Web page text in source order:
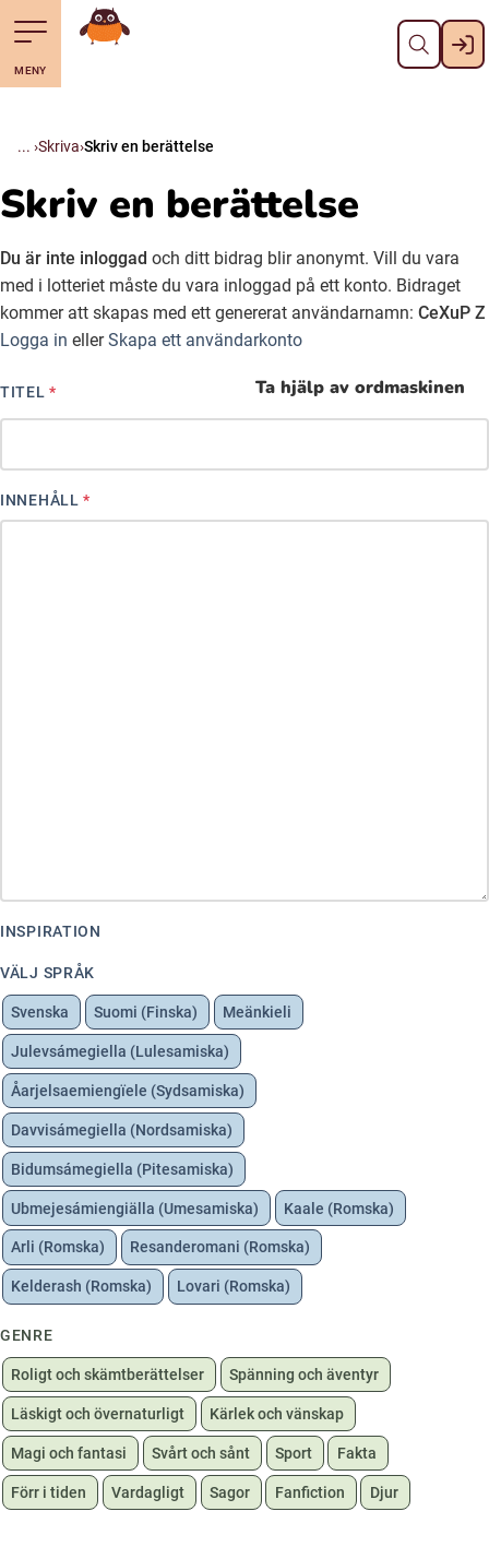
Till navigering av sidans innehåll
Hoppa till sidans huvudinnehåll Stäng
Suomi (Finska)
Meänkieli
Julevsámegiella (Lulesamiska)
Åarjelsaemiengïele (Sydsamiska)
MENY
Gå till startsidan
Skriva Skriv en berättelse
Skriv en berättelse
Du är inte inloggad och ditt bidrag blir anonymt. Vill du vara
med i lotteriet måste du vara inloggad på ett konto. Bidraget
kommer att skapas med ett genererat användarnamn: CeXuP Z
Logga in ellerSkapa ett användarkonto
Ta hjälp av ordmaskinen
TITEL*
INNEHÅLL*
INSPIRATION
VÄLJ SPRÅK
Svenska Suomi (Finska) Meänkieli
Julevsámegiella (Lulesamiska)
Åarjelsaemiengïele (Sydsamiska)
Davvisámegiella (Nordsamiska)
Bidumsámegiella (Pitesamiska)
Ubmejesámiengiälla (Umesamiska) Kaale (Romska)
Arli (Romska) Resanderomani (Romska)
Kelderash (Romska) Lovari (Romska)
GENRE
Roligt och skämtberättelser Spänning och äventyr
Läskigt och övernaturligt Kärlek och vänskap
Magi och fantasi Svårt och sånt Sport Fakta
Förr i tiden Vardagligt Sagor Fanfiction Djur